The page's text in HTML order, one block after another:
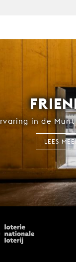
in de
LEES